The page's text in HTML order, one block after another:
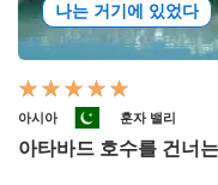
나는 거기에 있었다
아시아 훈자 밸리
아타바드 호수를 건너